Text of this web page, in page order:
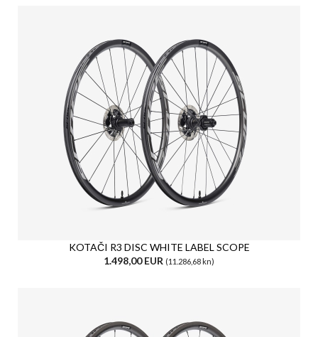
KOTAČI R3 DISC WHITE LABEL SCOPE
1.498,00 EUR (11.286,68 kn)